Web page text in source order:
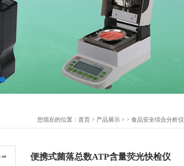
您现在的位置： 首页 > 产品展示 > > 食品安全综合分析仪
便携式菌落总数ATP含量荧光快检仪